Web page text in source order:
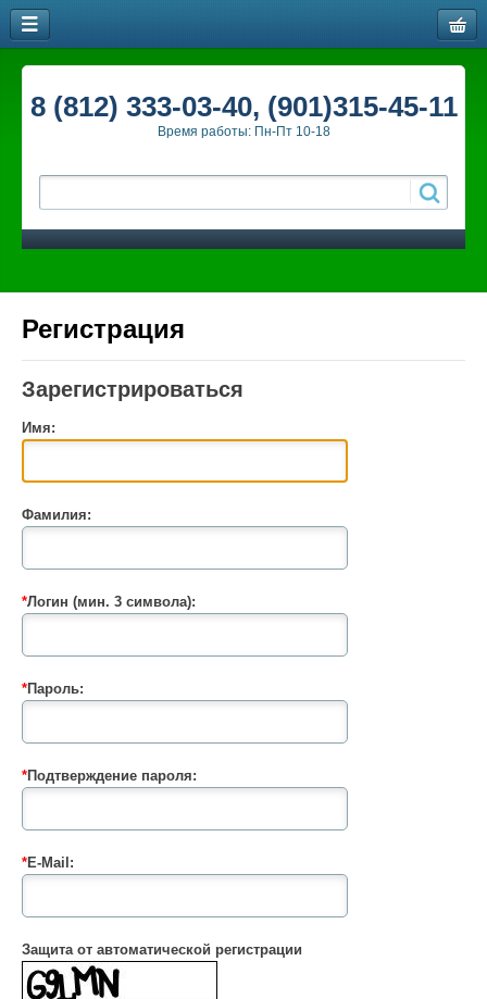
8 (812) 333-03-40, (901)315-45-11
Время работы: Пн-Пт 10-18
Регистрация
Зарегистрироваться
Имя:
Фамилия:
*Логин (мин. 3 символа):
*Пароль:
*Подтверждение пароля:
*E-Mail:
Защита от автоматической регистрации